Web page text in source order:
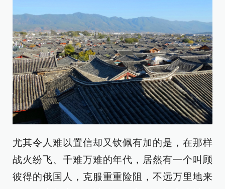
尤其令人难以置信却又钦佩有加的是，在那样
战火纷飞、千难万难的年代，居然有一个叫顾
彼得的俄国人，克服重重险阻，不远万里地来